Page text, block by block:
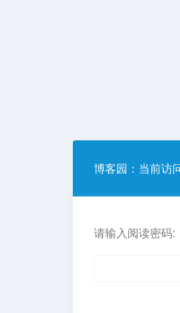
博客园 ：当前访
请输入阅读密码: